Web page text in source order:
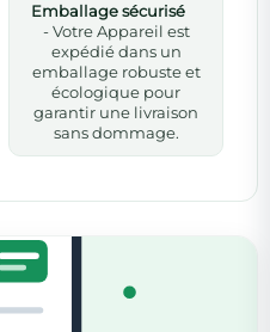
Emballage sécurisé
- Votre Appareil est
expédié dans un
emballage robuste et
écologique pour
garantir une livraison
sans dommage.